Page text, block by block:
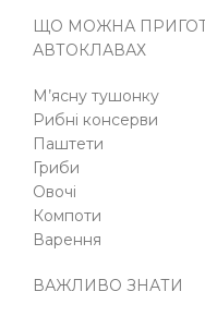
ЩО МОЖНА
АВТОКЛАВАХ
М’ясну тушонку
Рибні консерви
Паштети
Гриби
Овочі
Компоти
Варення
ВАЖЛИВО ЗНАТИ